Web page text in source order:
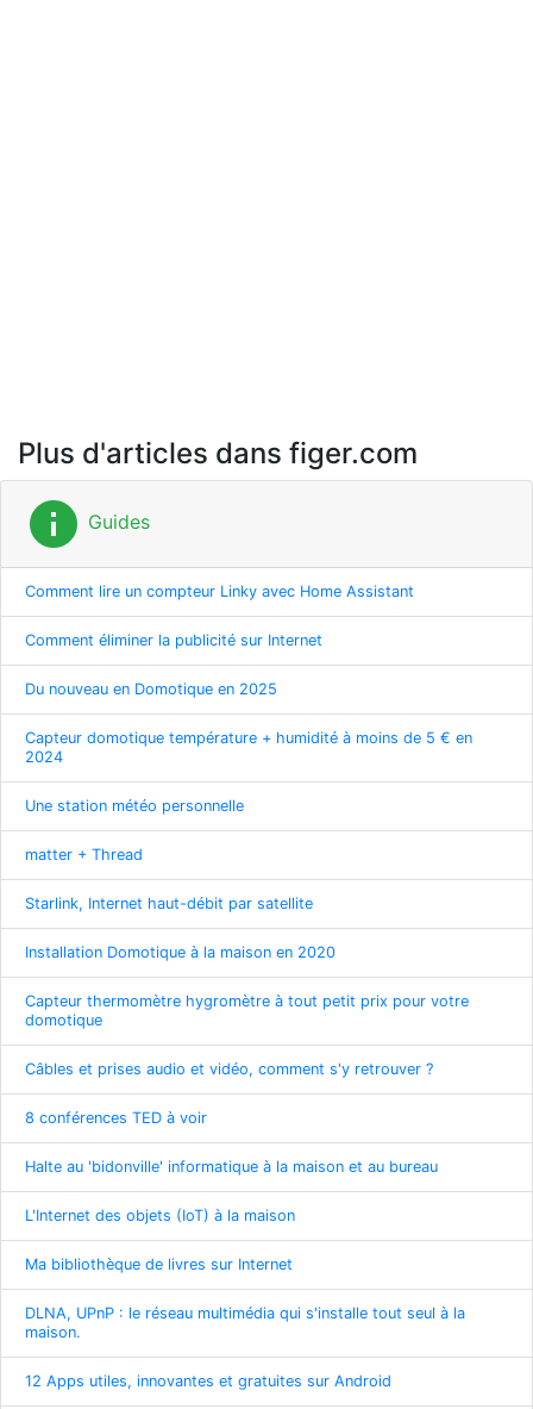
Plus d'articles dans figer.com
info Guides
Comment lire un compteur Linky avec Home Assistant
Comment éliminer la publicité sur Internet
Du nouveau en Domotique en 2025
Capteur domotique température + humidité à moins de 5 € en
2024
Une station météo personnelle
matter + Thread
Starlink, Internet haut-débit par satellite
Installation Domotique à la maison en 2020
Capteur thermomètre hygromètre à tout petit prix pour votre
domotique
Câbles et prises audio et vidéo, comment s'y retrouver ?
8 conférences TED à voir
Halte au 'bidonville' informatique à la maison et au bureau
L'Internet des objets (IoT) à la maison
Ma bibliothèque de livres sur Internet
DLNA, UPnP : le réseau multimédia qui s'installe tout seul à la
maison.
12 Apps utiles, innovantes et gratuites sur Android